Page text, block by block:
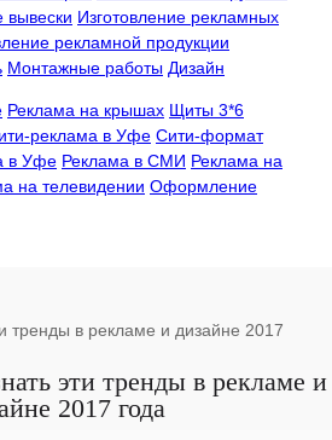
вывески Изготовление рекламных
рекламной продукции
Монтажные работы Дизайн
Реклама на крышах Щиты 3*6
реклама в Уфе Сити-формат
в Уфе Реклама в СМИ Реклама на
на телевидении Оформление
тренды в рекламе и дизайне 2017
эти тренды в рекламе и
2017 года